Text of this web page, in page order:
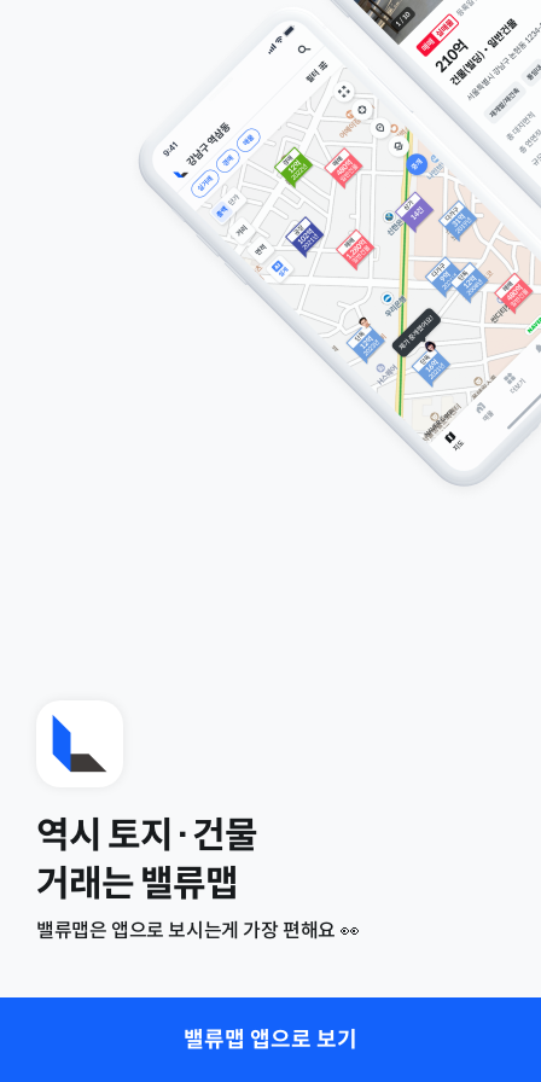
역시 토지·건물
거래는 밸류맵
밸류맵은 앱으로 보시는게 가장 편해요 👀
밸류맵 앱으로 보기